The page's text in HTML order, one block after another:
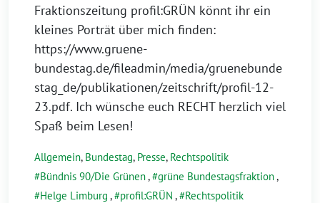
Fraktionszeitung profil:GRÜN könnt ihr ein
kleines Porträt über mich finden:
https://www.gruene-
bundestag.de/fileadmin/media/gruenebunde
stag_de/publikationen/zeitschrift/profil-12-
23.pdf. Ich wünsche euch RECHT herzlich viel
Spaß beim Lesen!
Allgemein, Bundestag, Presse, Rechtspolitik
Bündnis 90/Die Grünen, grüne Bundestagsfraktion,
Helge Limburg , profil:GRÜN , Rechtspolitik